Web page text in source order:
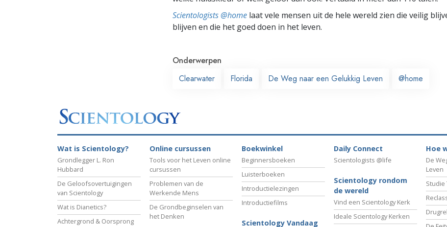
Scientologists @home laat vele mensen uit de hele wereld zien die veilig
blijven en die het goed doen in het leven.
Onderwerpen
Clearwater
Florida De Weg naar een Gelukkig Leven @home
Wat is Scientology?
Grondlegger L. Ron
Hubbard
De Geloofsovertuigingen
van Scientology
Wat is Dianetics?
Achtergrond & Oorsprong
Online cursussen
Tools voor het Leven online
cursussen
Problemen van de
Werkende Mens
De Grondbeginselen van
het Denken
Boekwinkel
Beginnersboeken
Luisterboeken
Introductielezingen
Introductiefilms
Scientology Vandaag
Daily Connect
Scientologists @life
Scientology rondom
de wereld
Vind een Scientology Kerk
Ideale Scientology Kerken
Hoe
De
Leven
Studie